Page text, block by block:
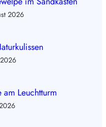
2026
am Leuchtturm